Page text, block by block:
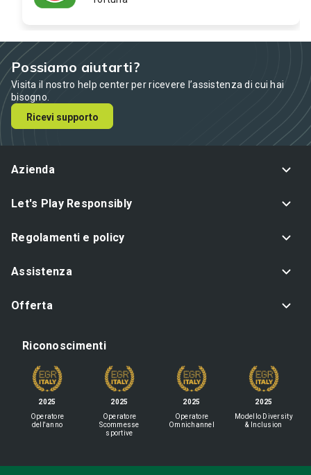
Possiamo aiutarti?
Visita il nostro help center per ricevere l’assistenza di cui hai
bisogno.
Ricevi supporto
Azienda
Let's Play Responsibly
Regolamenti e policy
Assistenza
Offerta
Riconoscimenti
2025
Operatore
dell'anno
2025
Operatore
Scommesse
sportive
2025
Operatore
Omnichannel
2025
Modello Diversity
& Inclusion